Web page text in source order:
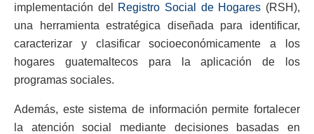
implementación del Registro Social de Hogares (RSH),
una herramienta estratégica diseñada para identificar,
caracterizar y clasificar socioeconómicamente a los
hogares guatemaltecos para la aplicación de los
programas sociales.
Además, este sistema de información permite fortalecer
la atención social mediante decisiones basadas en